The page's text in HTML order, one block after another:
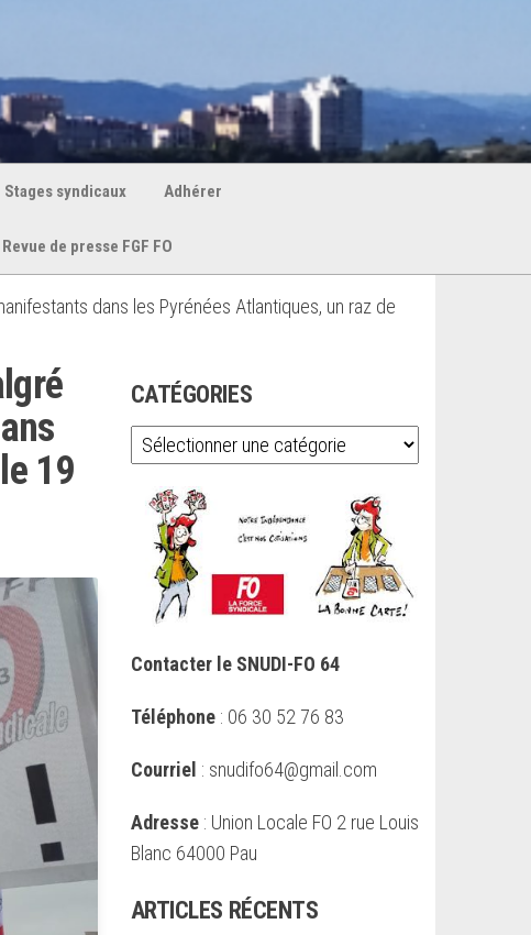
Stages syndicaux Adhérer
Revue de presse FGF FO
dans les Pyrénées Atlantiques, un raz de
19
CATÉGORIES
Catégories
Contacter le SNUDI-FO 64
Téléphone: 06 30 52 76 83
Courriel : snudifo64@gmail.com
Adresse : Union Locale FO 2 rue Louis
Blanc 64000 Pau
ARTICLES RÉCENTS